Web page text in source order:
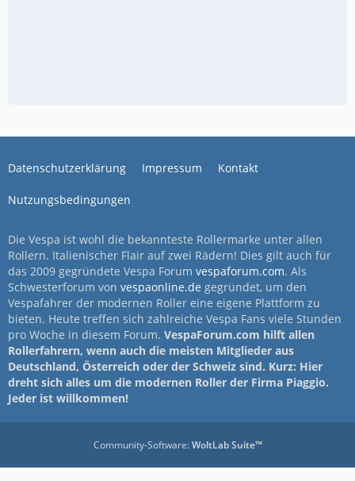
Datenschutzerklärung Impressum Kontakt
Nutzungsbedingungen
Die Vespa ist wohl die bekannteste Rollermarke unter allen
Rollern. Italienischer Flair auf zwei Rädern! Dies gilt auch für
das 2009 gegründete Vespa Forum vespaforum.com. Als
Schwesterforum von vespaonline.de gegründet, um den
Vespafahrer der modernen Roller eine eigene Plattform zu
bieten. Heute treffen sich zahlreiche Vespa Fans viele Stunden
pro Woche in diesem Forum. VespaForum.com hilft allen
Rollerfahrern, wenn auch die meisten Mitglieder aus
Deutschland, Österreich oder der Schweiz sind. Kurz: Hier
dreht sich alles um die modernen Roller der Firma Piaggio.
Jeder ist willkommen!
Community-Software:WoltLab Suite™